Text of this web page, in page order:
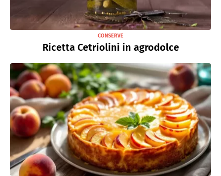
CONSERVE
Ricetta Cetriolini in agrodolce